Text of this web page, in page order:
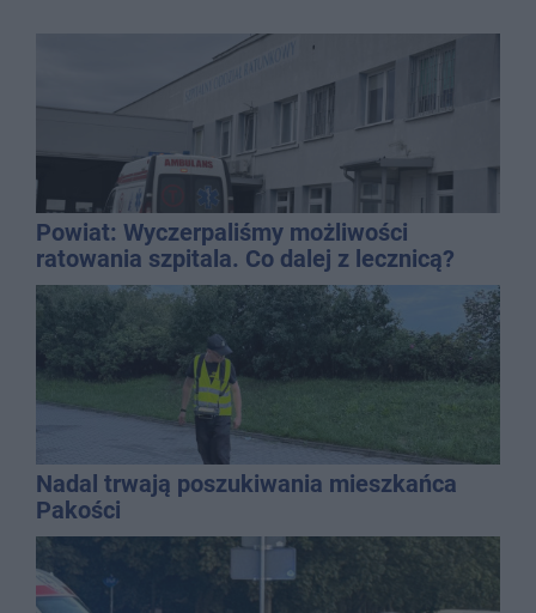
Powiat: Wyczerpaliśmy możliwości
ratowania szpitala. Co dalej z lecznicą?
Nadal trwają poszukiwania mieszkańca
Pakości